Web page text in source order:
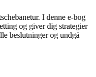
I denne e-bog
og giver dig strategier
beslutninger og undgå